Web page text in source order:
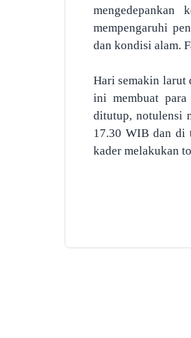
mempengaruhi
dan kondisi alam.
Hari semakin larut
ini membuat para
ditutup, notulensi
17.30 WIB dan di
kader melakukan